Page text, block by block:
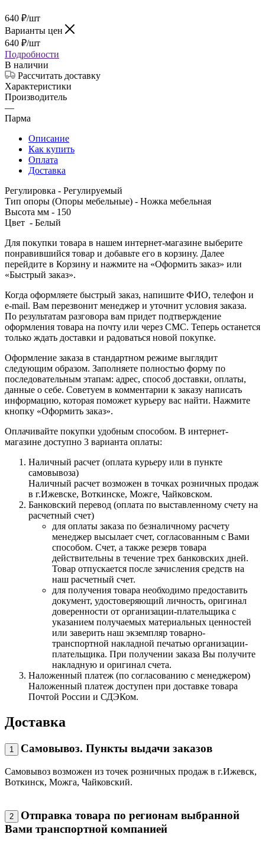
640 ₽/шт
Варианты цен
640 ₽/шт
Подробности
В наличии
Рассчитать доставку
Характеристики
Производитель
—
Парма
Описание
Как купить
Оплата
Доставка
Регулировка - Регулируемый
Тип опоры (Опоры мебельные) - Ножка мебельная
Высота мм - 150
Цвет - Белый
Для покупки товара в нашем интернет-магазине выберите
понравившийся товар и добавьте его в корзину. Далее
перейдите в Корзину и нажмите на «Оформить заказ» или
«Быстрый заказ».
Когда оформляете быстрый заказ, напишите ФИО, телефон и
e-mail. Вам перезвонит менеджер и уточнит условия заказа.
По результатам разговора вам придет подтверждение
оформления товара на почту или через СМС. Теперь останется
только ждать доставки и радоваться новой покупке.
Оформление заказа в стандартном режиме выглядит
следующим образом. Заполняете полностью форму по
последовательным этапам: адрес, способ доставки, оплаты,
данные о себе. Советуем в комментарии к заказу написать
информацию, которая поможет курьеру вас найти. Нажмите
кнопку «Оформить заказ».
Оплачивайте покупки удобным способом. В интернет-
магазине доступно 3 варианта оплаты:
Наличный расчет (оплата курьеру или в пункте
самовывоза)
Наличный расчет возможен в точках розничных продаж
в г.Ижевске, Воткинске, Можге, Чайковском.
Банковский перевод (оплата по выставленному счету на
расчетный счет)
для оплаты заказа по безналичному расчету
менеджер высылает счет, согласованным с Вами
способом. Счет, а также резерв товара
действительны в течение трех банковских дней.
Товар отпускается после зачисления средств на
наш расчетный счет.
для получения товара необходимо предоставить
документ, удостоверяющий личность, оригинал
доверенности от организации-плательщика с
указанием получаемых материальных ценностей
или заверить наш экземпляр товарно-
транспортной накладной печатью организации-
плательщика. При получении заказа Вы получите
накладную и оригинал счета.
Наложенный платеж (по согласованию с менеджером)
Наложенный платеж доступен при доставке товара
Почтой России и СДЭКом.
Доставка
1 Самовывоз. Пункты выдачи заказов
Самовывоз возможен из точек розничных продаж в г.Ижевск,
Воткинск, Можга, Чайковский.
2
Отправка товара по регионам выбранной
Вами транспортной компанией